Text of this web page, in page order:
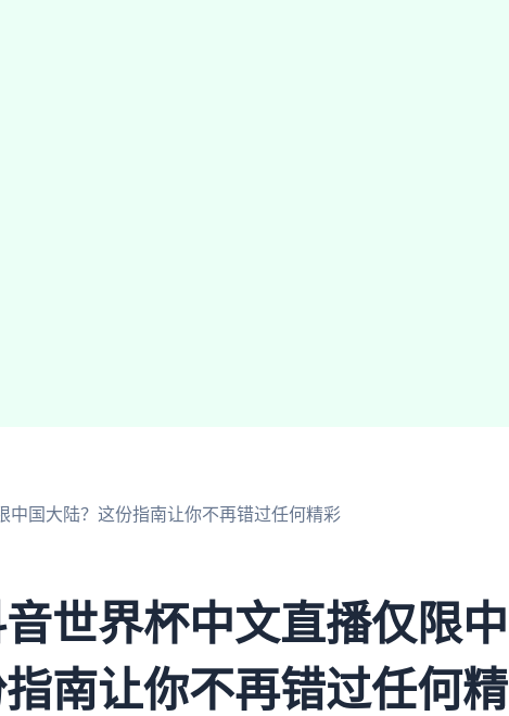
中国大陆？这份指南让你不再错过任何精彩
世界杯中文直播仅限中
南让你不再错过任何精